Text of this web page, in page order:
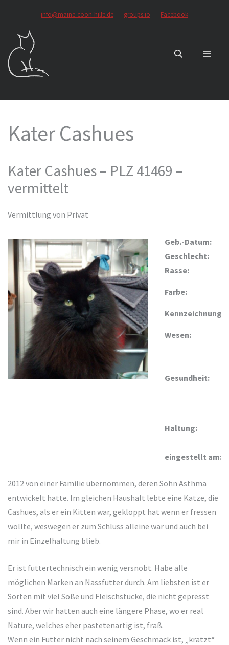
springen
info@maine-coon-hilfe.de groups.io Facebook
Kater Cashues
Kater Cashues – PLZ 41469 –
vermittelt
Vermittlung von Privat
Geb.-Datum:
Geschlecht:
Rasse:
Farbe:
Kennzeichnung:
Wesen:
Gesundheit:
Haltung:
eingestellt am:
2012 von einer Familie übernommen, deren Sohn Asthma
entwickelt hatte. Im gleichen Haushalt lebte eine Katze, die
Cashues, als er ein Kitten war, gekloppt hat wenn er fressen
wollte, weswegen er zum Schluss alleine war und auch bei
mir in Einzelhaltung blieb.
Er ist futtertechnisch ein wenig versnobt. Habe alle
möglichen Marken an Nassfutter durch. Am liebsten ist er
Sorten mit viel Soße und Fleischstücke, die nicht gepresst
sind. Aber wir hatten auch eine längere Phase, wo er real
Nature, welches eher pastetenartig ist, fraß.
Wenn ein Futter nicht nach seinem Geschmack ist, „kratzt“